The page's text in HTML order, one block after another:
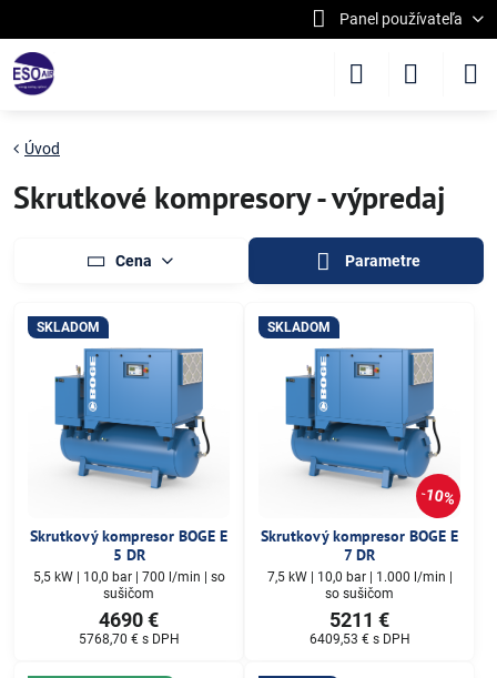
Panel používateľa
Úvod
Skrutkové kompresory - výpredaj
Cena Parametre
SKLADOM
Skrutkový kompresor BOGE E
5 DR
5,5 kW | 10,0 bar | 700 l/min | so
sušičom
4690 €
5768,70 € s DPH
10%
SKLADOM
Skrutkový kompresor BOGE E
7 DR
7,5 kW | 10,0 bar | 1.000 l/min |
so sušičom
5211 €
6409,53 € s DPH